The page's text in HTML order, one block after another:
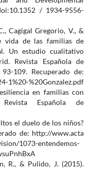
/ 1934-9556-
Cagigal Gregorio, V., &
vida de las familias de
Un estudio cualitativo
Revista Española de
109. Recuperado de:
1%20-%20Gonzalez.pdf
en familias con
Revista Española de
el duelo de los niños?
de: http://www.acta
1073-entendemos-
R., & Pulido, J. (2015).